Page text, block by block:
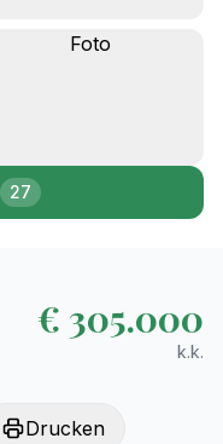
27
€ 305.000
k.k.
Drucken